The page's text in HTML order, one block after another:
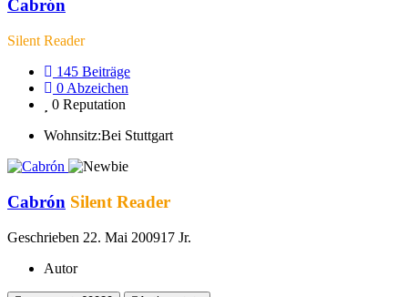
Cabrón
Silent Reader
145 Beiträge
0 Abzeichen
0 Reputation
Wohnsitz:Bei Stuttgart
Cabrón Silent Reader
Geschrieben 22. Mai 200917 Jr.
Autor